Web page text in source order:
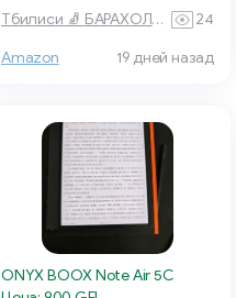
Тбилиси 🧦 БАРАХОЛКА 24
Amazon 19 дней назад
ONYX BOOX Note Air 5C